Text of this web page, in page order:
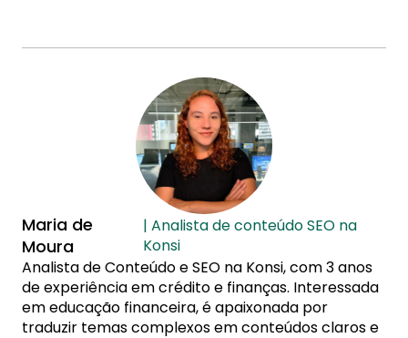
Maria de
Moura
| Analista de conteúdo SEO na
Konsi
Analista de Conteúdo e SEO na Konsi, com 3 anos
de experiência em crédito e finanças. Interessada
em educação financeira, é apaixonada por
traduzir temas complexos em conteúdos claros e